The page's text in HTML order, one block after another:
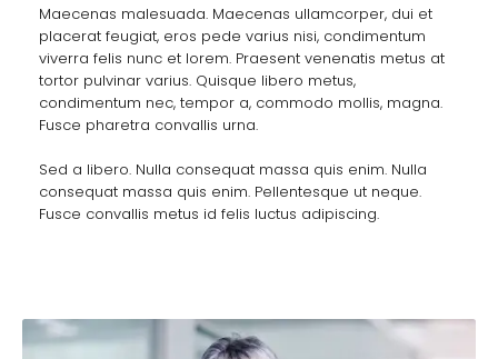
Maecenas malesuada. Maecenas ullamcorper, dui et
placerat feugiat, eros pede varius nisi, condimentum
viverra felis nunc et lorem. Praesent venenatis metus at
tortor pulvinar varius. Quisque libero metus,
condimentum nec, tempor a, commodo mollis, magna.
Fusce pharetra convallis urna.
Sed a libero. Nulla consequat massa quis enim. Nulla
consequat massa quis enim. Pellentesque ut neque.
Fusce convallis metus id felis luctus adipiscing.